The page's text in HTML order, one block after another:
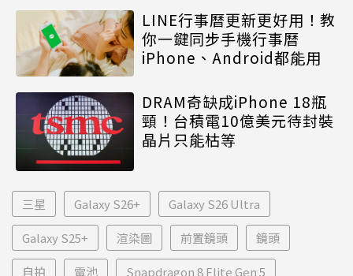
LINE行事曆更新更好用！教
你一鍵同步手機行事曆
iPhone、Android都能用
DRAM奇缺成iPhone 18瓶
頸！台積電10億美元待封裝
晶片只能枯等
三星 Galaxy S26+ Galaxy S26 Ultra
Galaxy S25+ 渲染圖 前置鏡頭 鏡頭
自拍 電池 Snapdragon 8 Elite Gen 5